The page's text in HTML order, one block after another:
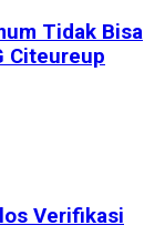
Tidak Bisa
Citeureup
Verifikasi